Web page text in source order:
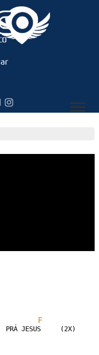
F
PRÁ JESUS     (2X)